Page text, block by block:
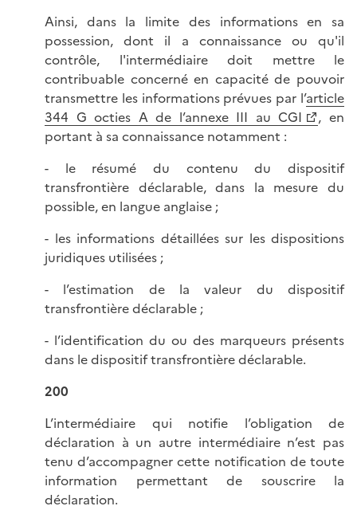
Ainsi, dans la limite des informations en sa
possession, dont il a connaissance ou qu'il
contrôle, l'intermédiaire doit mettre le
contribuable concerné en capacité de pouvoir
transmettre les informations prévues par l’article
344 G octies A de l’annexe III au CGI
, en
portant à sa connaissance notamment :
- le résumé du contenu du dispositif
transfrontière déclarable, dans la mesure du
possible, en langue anglaise ;
- les informations détaillées sur les dispositions
juridiques utilisées ;
- l’estimation de la valeur du dispositif
transfrontière déclarable ;
- l’identification du ou des marqueurs présents
dans le dispositif transfrontière déclarable.
200
L’intermédiaire qui notifie l’obligation de
déclaration à un autre intermédiaire n’est pas
tenu d’accompagner cette notification de toute
information permettant de souscrire la
déclaration.